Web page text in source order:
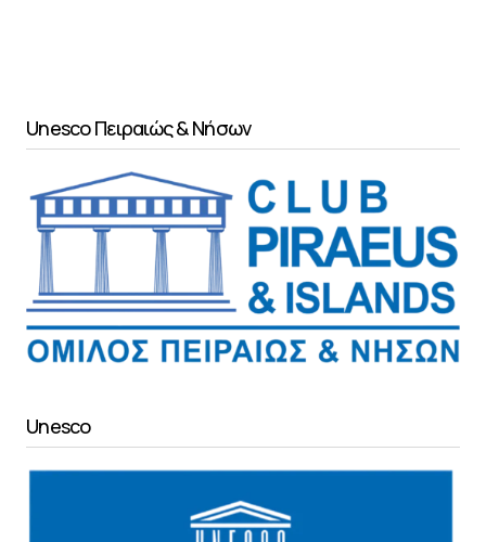
Unesco Πειραιώς & Νήσων
Unesco